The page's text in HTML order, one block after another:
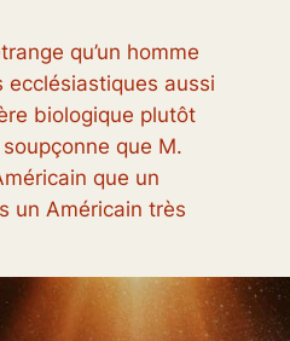
qu’un homme
aussi
biologique plutôt
que M.
que un
un Américain très